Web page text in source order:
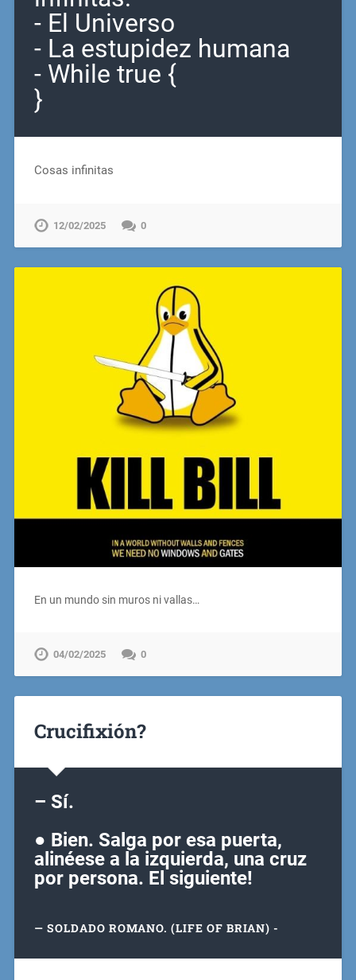
- El Universo
- La estupidez humana
- While true {
}
Cosas infinitas
12/02/2025 0
En un mundo sin muros ni vallas…
04/02/2025 0
Crucifixión?
– Sí.
● Bien. Salga por esa puerta,
alinéese a la izquierda, una cruz
por persona. El siguiente!
SOLDADO ROMANO. (LIFE OF BRIAN) -